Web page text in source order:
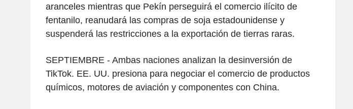
aranceles mientras que Pekín perseguirá el comercio ilícito de
fentanilo, reanudará las compras de soja estadounidense y
suspenderá las restricciones a la exportación de tierras raras.
SEPTIEMBRE - Ambas naciones analizan la desinversión de
TikTok. EE. UU. presiona para negociar el comercio de productos
químicos, motores de aviación y componentes con China.